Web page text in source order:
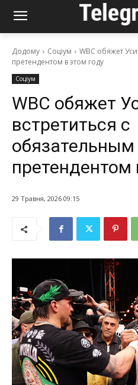
Додому Соціум
WBC обяжет
претендентом в этом году
Соціум
WBC обяжет
встретиться с
обязательным
претендентом
29 Травня, 2026 09:15